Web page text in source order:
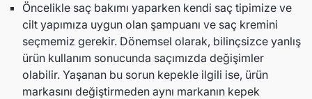
Öncelikle saç bakımı yaparken kendi saç tipimize ve
cilt yapımıza uygun olan şampuanı ve saç kremini
seçmemiz gerekir. Dönemsel olarak, bilinçsizce yanlış
ürün kullanım sonucunda saçımızda değişimler
olabilir. Yaşanan bu sorun kepekle ilgili ise, ürün
markasını değiştirmeden aynı markanın kepek